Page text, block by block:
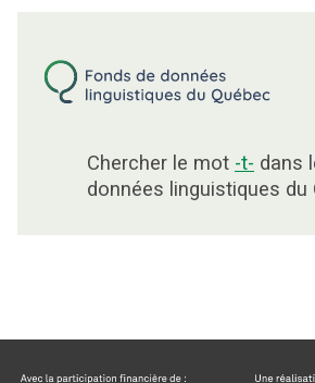
Chercher le mot -t- dans
données linguistiques du